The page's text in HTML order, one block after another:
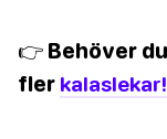
👉 Behöver
fler kalaslekar!